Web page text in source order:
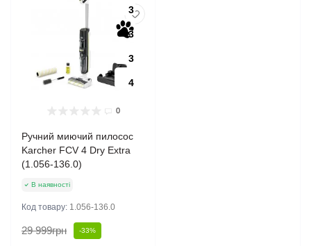
3
3
3
4
0
Ручний миючий пилосос
Karcher FCV 4 Dry Extra
(1.056-136.0)
В наявності
Код товару: 1.056-136.0
29 999грн -33%